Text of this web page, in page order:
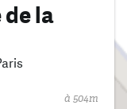
la
à 504m